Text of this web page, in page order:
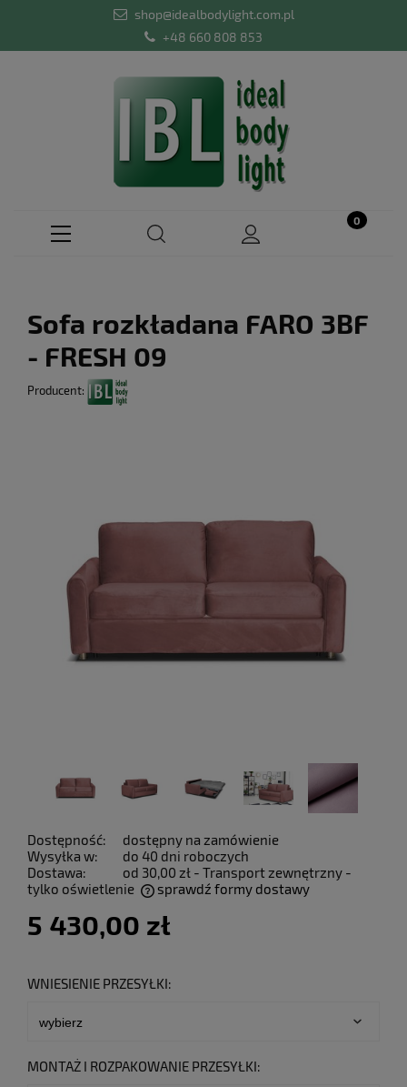
shop@idealbodylight.com.pl
+48 660 808 853
Sofa rozkładana FARO 3BF
- FRESH 09
Producent:
Dostępność:
dostępny na zamówienie
Wysyłka w:
do 40 dni roboczych
Dostawa:
od 30,00 zł - Transport zewnętrzny -
tylko oświetlenie
sprawdź formy dostawy
5 430,00 zł
WNIESIENIE PRZESYŁKI:
MONTAŻ I ROZPAKOWANIE PRZESYŁKI: